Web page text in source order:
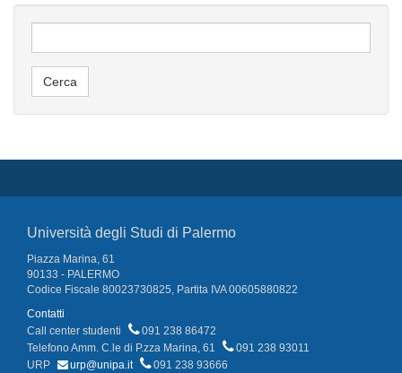
Università degli Studi di Palermo
Piazza Marina, 61
90133 - PALERMO
Codice Fiscale 80023730825, Partita IVA 00605880822
Contatti
Call center studenti
091 238 86472
Telefono Amm. C.le di P.zza Marina, 61
091 238 93011
URP
urp@unipa.it
091 238 93666